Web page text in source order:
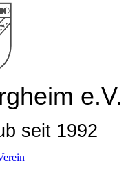
e.V.
seit 1992